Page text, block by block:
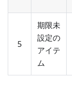
5
期限未
設定の
アイテ
ム